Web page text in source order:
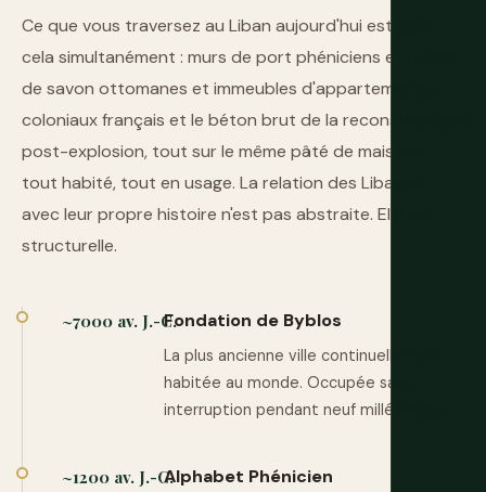
Ce que vous traversez au Liban aujourd'hui est tout
cela simultanément : murs de port phéniciens et usines
de savon ottomanes et immeubles d'appartements
coloniaux français et le béton brut de la reconstruction
post-explosion, tout sur le même pâté de maisons,
tout habité, tout en usage. La relation des Libanais
avec leur propre histoire n'est pas abstraite. Elle est
structurelle.
~7000 av. J.-C.Fondation de Byblos
La plus ancienne ville continuellement
habitée au monde. Occupée sans
interruption pendant neuf millénaires.
~1200 av. J.-C.Alphabet Phénicien